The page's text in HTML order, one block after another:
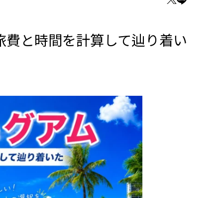
と時間を計算して辿り着い